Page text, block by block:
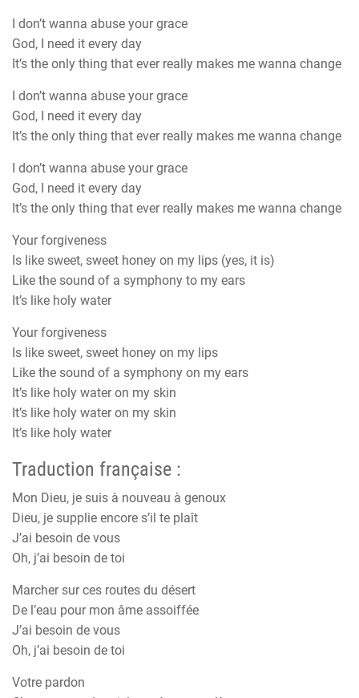
I don’t wanna abuse your grace
God, I need it every day
It’s the only thing that ever really makes me wanna change
I don’t wanna abuse your grace
God, I need it every day
It’s the only thing that ever really makes me wanna change
I don’t wanna abuse your grace
God, I need it every day
It’s the only thing that ever really makes me wanna change
Your forgiveness
Is like sweet, sweet honey on my lips (yes, it is)
Like the sound of a symphony to my ears
It’s like holy water
Your forgiveness
Is like sweet, sweet honey on my lips
Like the sound of a symphony on my ears
It’s like holy water on my skin
It’s like holy water on my skin
It’s like holy water
Traduction française :
Mon Dieu, je suis à nouveau à genoux
Dieu, je supplie encore s’il te plaît
J’ai besoin de vous
Oh, j’ai besoin de toi
Marcher sur ces routes du désert
De l’eau pour mon âme assoiffée
J’ai besoin de vous
Oh, j’ai besoin de toi
Votre pardon